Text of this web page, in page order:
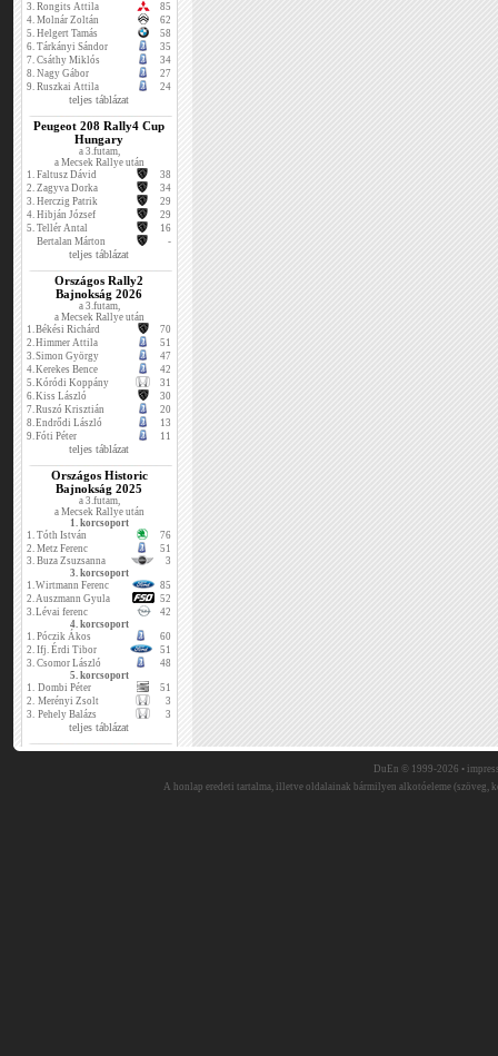
3. Rongits Attila
85
4. Molnár Zoltán
62
5. Helgert Tamás
58
6. Tárkányi Sándor
35
7. Csáthy Miklós
34
8. Nagy Gábor
27
9. Ruszkai Attila 24
teljes táblázat
Peugeot 208 Rally4 Cup
Hungary
a 3.futam,
a Mecsek Rallye után
1. Faltusz Dávid
38
2. Zagyva Dorka
34
3. Herczig Patrik
29
4. Hibján József
29
5. Tellér Antal
16
Bertalan Márton
-
teljes táblázat
Országos Rally2
Bajnokság 2026
a 3.futam,
a Mecsek Rallye után
1.Békési Richárd
70
2.Himmer Attila
51
3.Simon György
47
4.Kerekes Bence
42
5.Kóródi Koppány
31
6.Kiss László
30
7.Ruszó Krisztián
20
8.Endrődi László
13
9.Fóti Péter 11
teljes táblázat
Országos Historic
Bajnokság 2025
a 3.futam,
a Mecsek Rallye után
1. korcsoport
1. Tóth István
76
2. Metz Ferenc
51
3. Buza Zsuzsanna
3
3. korcsoport
1.Wirtmann Ferenc
85
2.Auszmann Gyula
52
3.Lévai ferenc
42
4. korcsoport
1. Póczik Ákos
60
2. Ifj. Érdi Tibor
51
3. Csomor László
48
5. korcsoport
1. Dombi Péter
51
2. Merényi Zsolt
3
3. Pehely Balázs 3
teljes táblázat
DuEn © 1999-2026 •
A honlap eredeti tartalma, illetve oldalainak bármilyen alkotóeleme (szöveg,